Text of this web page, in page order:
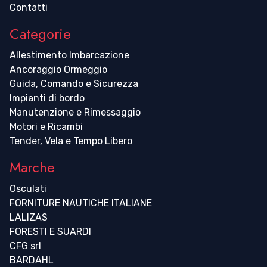
Contatti
Categorie
Allestimento Imbarcazione
Ancoraggio Ormeggio
Guida, Comando e Sicurezza
Impianti di bordo
Manutenzione e Rimessaggio
Motori e Ricambi
Tender, Vela e Tempo Libero
Marche
Osculati
FORNITURE NAUTICHE ITALIANE
LALIZAS
FORESTI E SUARDI
CFG srl
BARDAHL